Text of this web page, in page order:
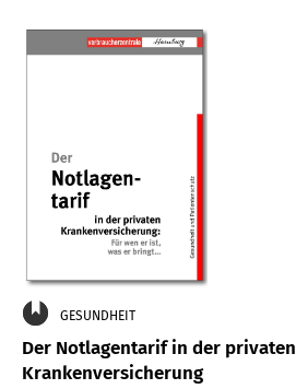
GESUNDHEIT
Der Notlagentarif in der privaten
Krankenversicherung